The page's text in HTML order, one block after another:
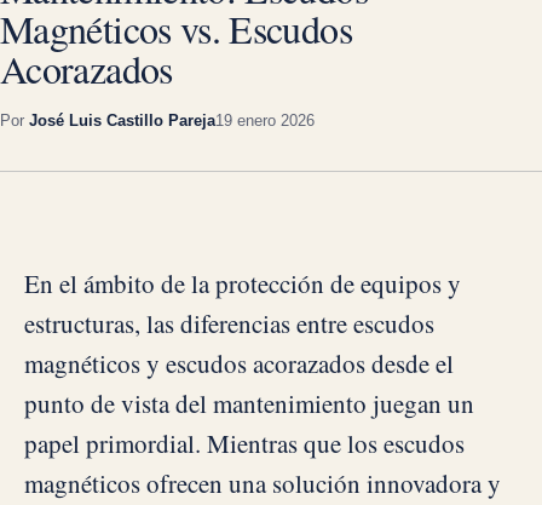
Magnéticos vs. Escudos
Acorazados
Por José Luis Castillo Pareja19 enero 2026
En el ámbito de la protección de equipos y
estructuras, las diferencias entre escudos
magnéticos y escudos acorazados desde el
punto de vista del mantenimiento juegan un
papel primordial. Mientras que los escudos
magnéticos ofrecen una solución innovadora y